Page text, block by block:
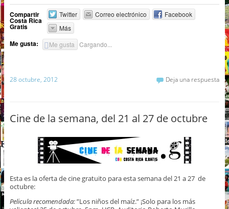
Compartir
Costa Rica
Gratis
Twitter Correo electrónico
Facebook
Más
Me gusta: Me gusta Cargando...
28 octubre, 2012 Deja una respuesta
Cine de la semana, del 21 al 27 de octubre
Esta es la oferta de cine gratuito para esta semana del 21 a 27 de
octubre:
Pelicula recomendada:”Los niños del maíz.” ¡Solo para los más